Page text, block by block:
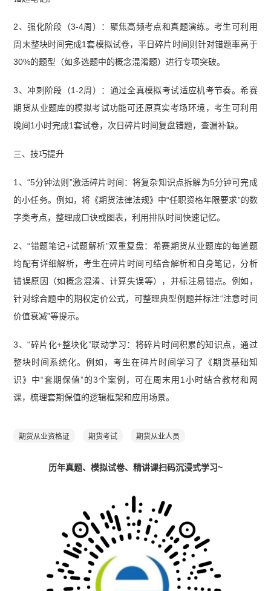
2、强化阶段（3-4周）：聚焦高频考点和真题演练。考生可利用
周末整块时间完成1套模拟试卷，平日碎片时间则针对错题率高于
30%的题型（如多选题中的概念混淆题）进行专项突破。
3、冲刺阶段（1-2周）：通过全真模拟考试适应机考节奏。希赛
期货从业题库的模拟考试功能可还原真实考场环境，考生可利用
晚间1小时完成1套试卷，次日碎片时间复盘错题，查漏补缺。
三、技巧提升
1、“5分钟法则”激活碎片时间：将复杂知识点拆解为5分钟可完成
的小任务。例如，将《期货法律法规》中“任职资格年限要求”的数
字类考点，整理成口诀或图表，利用排队时间快速记忆。
2、“错题笔记+试题解析”双重复盘：希赛期货从业题库的每道题
均配有详细解析，考生在碎片时间可结合解析和自身笔记，分析
错误原因（如概念混淆、计算失误等），并标注易错点。例如，
针对综合题中的期权定价公式，可整理典型例题并标注“注意时间
价值衰减”等提示。
3、“碎片化+整块化”联动学习：将碎片时间积累的知识点，通过
整块时间系统化。例如，考生在碎片时间学习了《期货基础知
识》中“套期保值”的3个案例，可在周末用1小时结合教材和网
课，梳理套期保值的逻辑框架和应用场景。
期货从业资格证 期货考试 期货从业人员
历年真题、模拟试卷、精讲课扫码沉浸式学习~